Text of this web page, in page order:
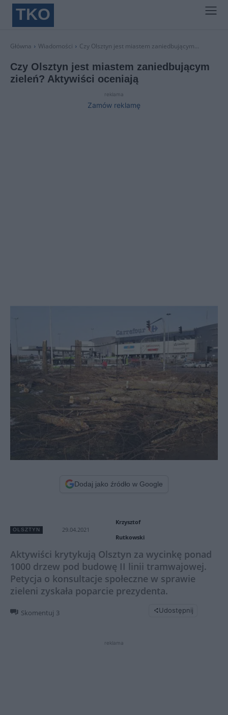
TKO
Główna Wiadomości Czy Olsztyn jest miastem zaniedbującym...
Czy Olsztyn jest miastem zaniedbującym
zieleń? Aktywiści oceniają
reklama
Zamów reklamę
Dodaj jako źródło w Google
OLSZTYN 29.04.2021
Krzysztof
Rutkowski
Aktywiści krytykują Olsztyn za wycinkę ponad
1000 drzew pod budowę II linii tramwajowej.
Petycja o konsultacje społeczne w sprawie
zieleni zyskała poparcie prezydenta.
Skomentuj 3 Udostępnij
reklama